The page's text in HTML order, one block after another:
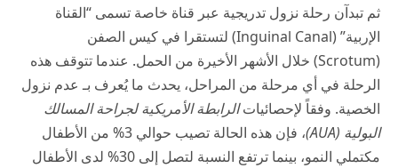
ثم تبدآن رحلة نزول تدريجية عبر قناة خاصة تسمى “القناة
الإربية” (Inguinal Canal) لتستقرا في كيس الصفن
(Scrotum) خلال الأشهر الأخيرة من الحمل. عندما تتوقف هذه
الرحلة في أي مرحلة من المراحل، يحدث ما يُعرف بـ عدم نزول
الخصية. وفقاً لإحصائياتالرابطة الأمريكية لجراحة المسالك
البولية (AUA)
، فإن هذه الحالة تصيب حوالي 3% من الأطفال
مكتملي النمو، بينما ترتفع النسبة لتصل إلى 30% لدى الأطفال